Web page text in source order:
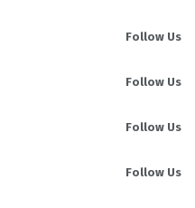
Follow Us
Follow Us
Follow Us
Follow Us